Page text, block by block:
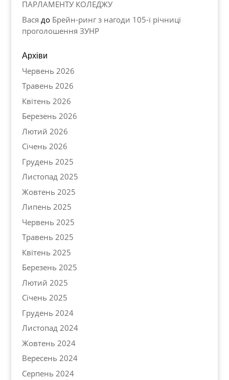
ПАРЛАМЕНТУ КОЛЕДЖУ
Вася до Брейн-ринг з нагоди 105-ї річниці
проголошення ЗУНР
Архіви
Червень 2026
Травень 2026
Квітень 2026
Березень 2026
Лютий 2026
Січень 2026
Грудень 2025
Листопад 2025
Жовтень 2025
Липень 2025
Червень 2025
Травень 2025
Квітень 2025
Березень 2025
Лютий 2025
Січень 2025
Грудень 2024
Листопад 2024
Жовтень 2024
Вересень 2024
Серпень 2024